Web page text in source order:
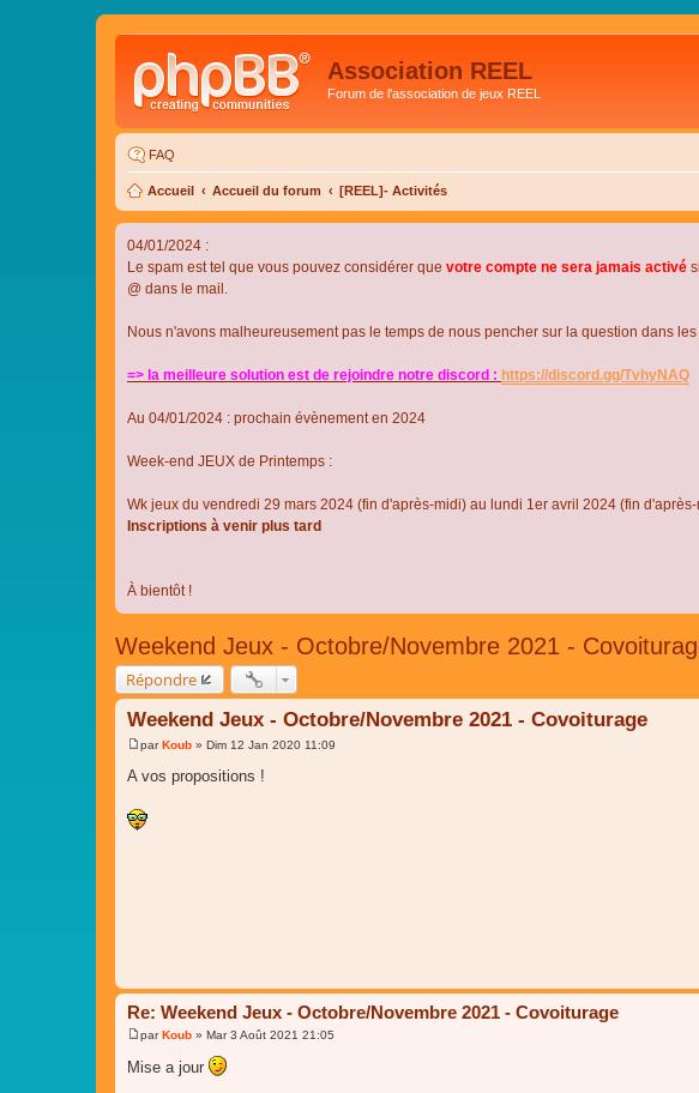
Association REEL
Forum de l'association de jeux REEL
FAQ
Accueil Accueil du forum [REEL]- Activités
04/01/2024 :
Le spam est tel que vous pouvez considérer que votre compte ne sera jamais activé
@ dans le mail.
Nous n'avons malheureusement pas le temps de nous pencher sur la question dans
=> la meilleure solution est de rejoindre notre discord : https://discord.gg/TvhyNAQ
Au 04/01/2024 : prochain évènement en 2024
Week-end JEUX de Printemps :
Wk jeux du vendredi 29 mars 2024 (fin d'après-midi) au lundi 1er avril 2024 (fin
Inscriptions à venir plus tard
À bientôt !
Weekend Jeux - Octobre/Novembre 2021 -
Répondre
Weekend Jeux - Octobre/Novembre 2021 - Covoiturage
M
s
a
g
parKoub » Dim 12 Jan 2020 11:09
A vos propositions !
Re: Weekend Jeux - Octobre/Novembre 2021 - Covoiturage
M
e
s
parKoub » Mar 3 Août 2021 21:05
Mise a jour